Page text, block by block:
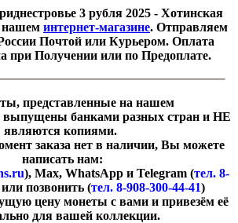
3 рубля 2025 - Хотинская
нашем интернет-магазине. Отправляем
Почтой или Курьером. Оплата
при Получении или по Предоплате.
представленные на нашем
выпущены банками разных стран и НЕ
являются копиями.
заказа нет в наличии, Вы можете
написать нам:
), Max, WhatsApp и Telegram (тел. 8-
позвонить (тел. 8-908-300-44-41)
цену монеты с вами и привезём её
для вашей коллекции.